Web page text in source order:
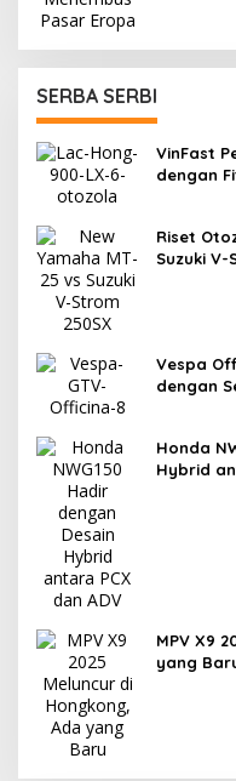
SERBA SERBI
VinFast
dengan
Riset
Suzuki
Vespa
dengan
Honda
Hybrid
MPV X9
yang